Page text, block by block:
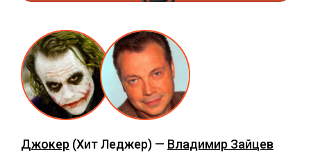
Джокер (Хит Леджер) — Владимир Зайцев